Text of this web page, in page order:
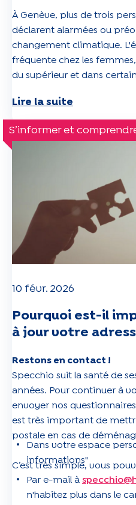
À Genève, plus de trois
déclarent alarmées ou
changement climatique.
fréquente chez les
du supérieur et dans
anxieux et dépressifs. Ces
articuler enjeux climatiques
Lire la suite
S’informer et
10 févr. 2026
Pourquoi est-il
à jour votre
Restons en contact !
Specchio suit la santé de
années. Pour continuer à
envoyer nos
est très important de
postale en cas de
C’est très simple, vous
Dans votre espace
informations"
Par e-mail à
n'habitez plus dans le